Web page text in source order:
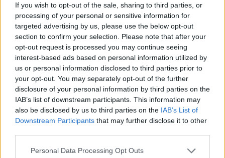
If you wish to opt-out of the sale, sharing to third parties, or
processing of your personal or sensitive information for
targeted advertising by us, please use the below opt-out
section to confirm your selection. Please note that after your
opt-out request is processed you may continue seeing
interest-based ads based on personal information utilized by
us or personal information disclosed to third parties prior to
your opt-out. You may separately opt-out of the further
disclosure of your personal information by third parties on the
IAB’s list of downstream participants. This information may
also be disclosed by us to third parties on the IAB’s List of
Downstream Participants that may further disclose it to other
Personal Data Processing Opt Outs
ÜZLET
Hetek óta nem látott magasságban az aranyár
A Feden a befektetők szeme.